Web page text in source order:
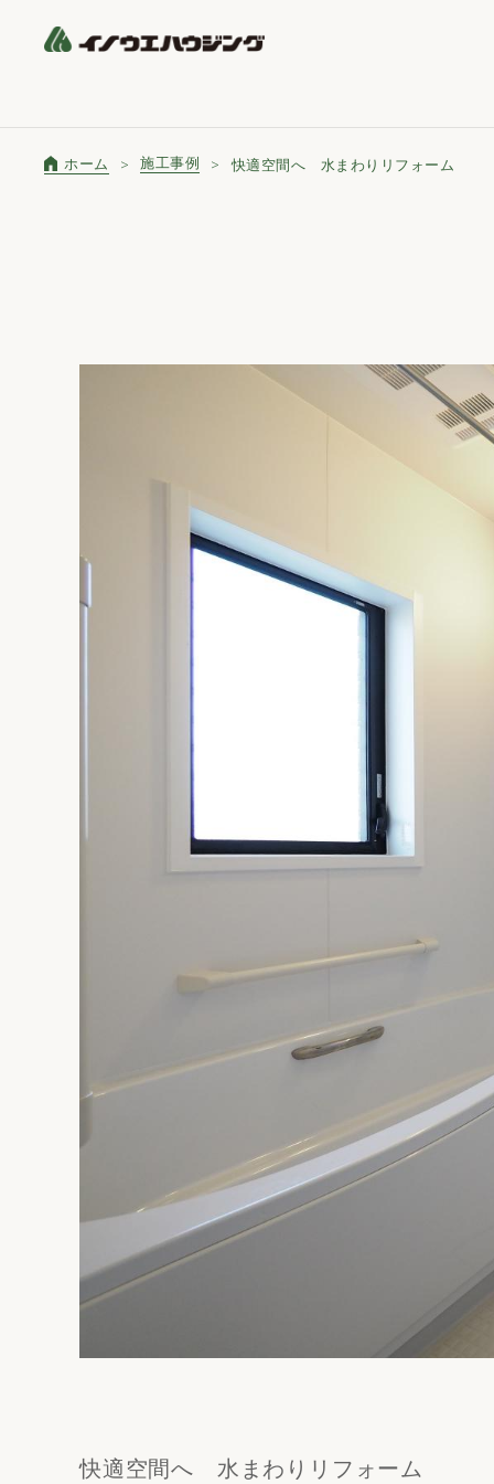
ホーム 施工事例 快適空間へ 水まわりリフォーム
快適空間へ 水まわりリフォーム